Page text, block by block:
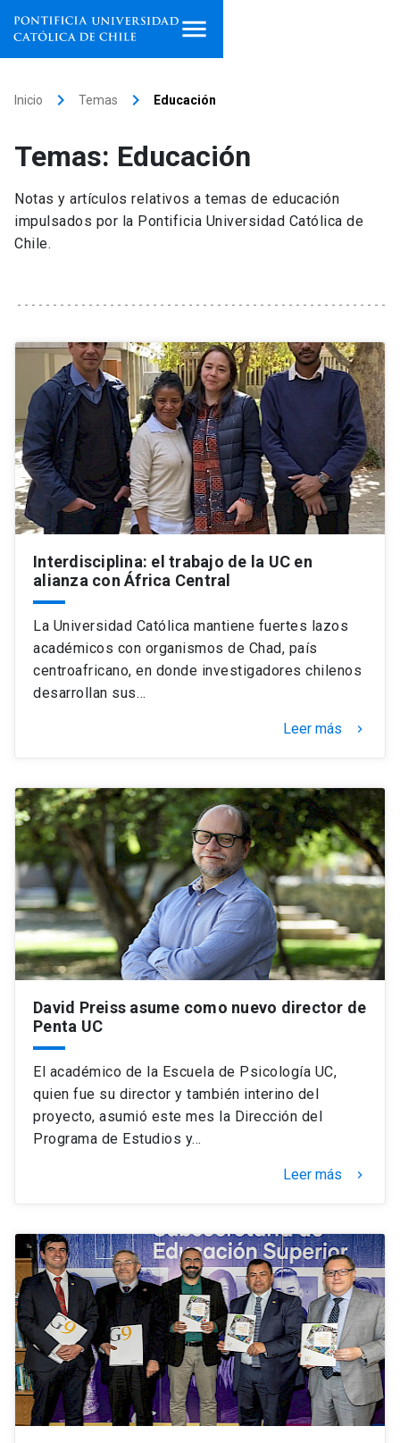
Facultades, escuelas e
institutos
Investigación
Vinculación
Universidad
Información para keyboard_arrow_down
Futuros estudiantes
Académicos
Personal
Alumni launch
Go to english site launch
Admisión launch
Mi Cuenta UC launch
launch
Mi Portal UC launch
Inicio keyboard_arrow_right Temas keyboard_arrow_right Educación
Temas: Educación
Notas y artículos relativos a temas de educación
impulsados por la Pontificia Universidad Católica de
Chile.
Interdisciplina: el trabajo de la UC en
alianza con África Central
La Universidad Católica mantiene fuertes lazos
académicos con organismos de Chad, país
centroafricano, en donde investigadores chilenos
desarrollan sus…
Leer más keyboard_arrow_right
David Preiss asume como nuevo director de
Penta UC
El académico de la Escuela de Psicología UC,
quien fue su director y también interino del
proyecto, asumió este mes la Dirección del
Programa de Estudios y…
Leer más keyboard_arrow_right